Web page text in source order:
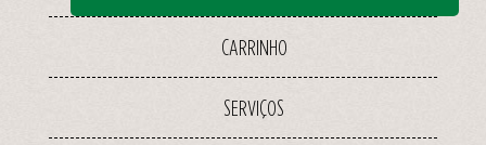
CARRINHO
SERVIÇOS